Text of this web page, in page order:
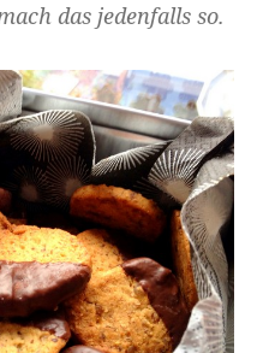
das jedenfalls so.